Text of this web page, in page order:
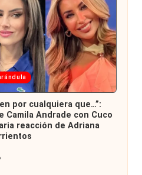
por cualquiera que…”:
Camila Andrade con Cuco
reacción de Adriana